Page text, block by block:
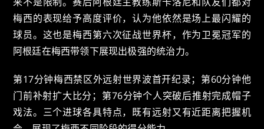
梅西的表现给予高度评价，认为他依然是场上最闪耀的
球员。这也是梅西第六次征战世界杯，作为卫冕冠军的
阿根廷在梅西带领下展现出极强的统治力。
第17分钟梅西禁区外远射世界波首开纪录；第60分钟他
门前补射扩大比分；第76分钟个人突破后推射完成帽子
戏法。三个进球各具特点，既有远射又有近距离把握机